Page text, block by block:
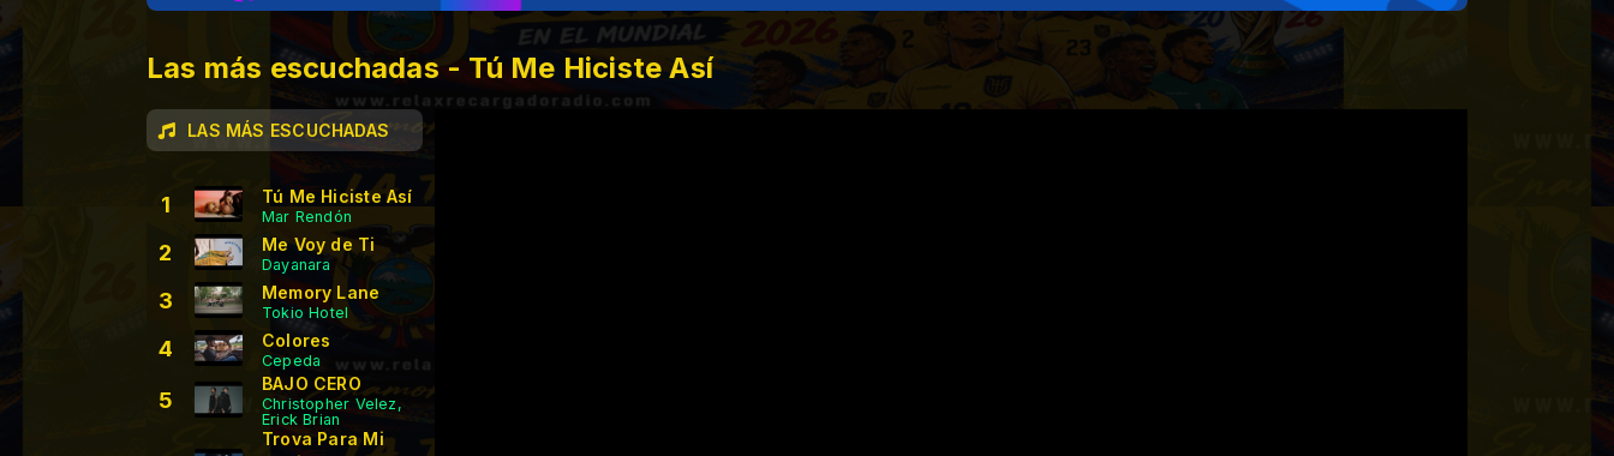
Las más escuchadas - Tú Me Hiciste Así
LAS MÁS ESCUCHADAS
1 Tú Me Hiciste Así
Mar Rendón
2 Me Voy de Ti
Dayanara
3 Memory Lane
Tokio Hotel
4 Colores
Cepeda
5
BAJO CERO
Christopher Velez,
Erick Brian
Trova Para Mi